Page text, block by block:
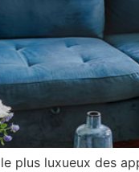
plus luxueux des